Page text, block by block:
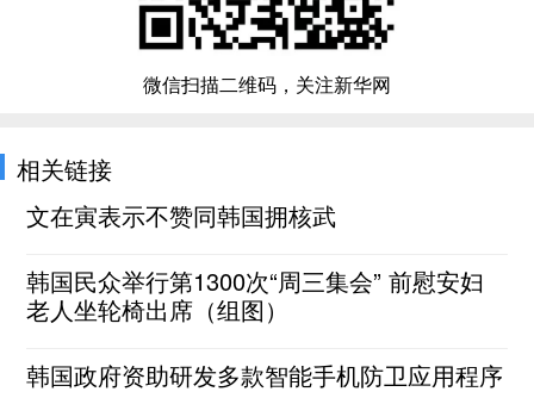
微信扫描二维码，关注新华网
相关链接
文在寅表示不赞同韩国拥核武
韩国民众举行第1300次“周三集会” 前慰安妇
老人坐轮椅出席（组图）
韩国政府资助研发多款智能手机防卫应用程序